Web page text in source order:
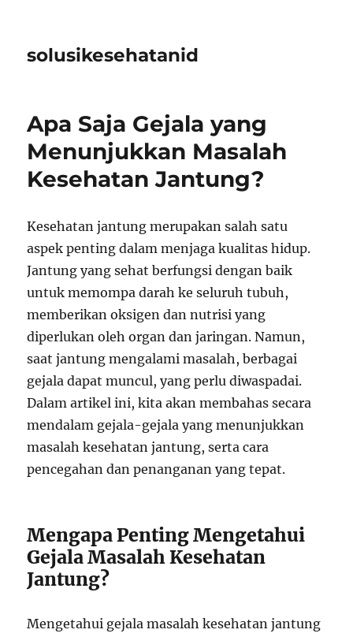
solusikesehatanid
Apa Saja Gejala yang
Menunjukkan Masalah
Kesehatan Jantung?
Kesehatan jantung merupakan salah satu
aspek penting dalam menjaga kualitas hidup.
Jantung yang sehat berfungsi dengan baik
untuk memompa darah ke seluruh tubuh,
memberikan oksigen dan nutrisi yang
diperlukan oleh organ dan jaringan. Namun,
saat jantung mengalami masalah, berbagai
gejala dapat muncul, yang perlu diwaspadai.
Dalam artikel ini, kita akan membahas secara
mendalam gejala-gejala yang menunjukkan
masalah kesehatan jantung, serta cara
pencegahan dan penanganan yang tepat.
Mengapa Penting Mengetahui
Gejala Masalah Kesehatan
Jantung?
Mengetahui gejala masalah kesehatan jantung